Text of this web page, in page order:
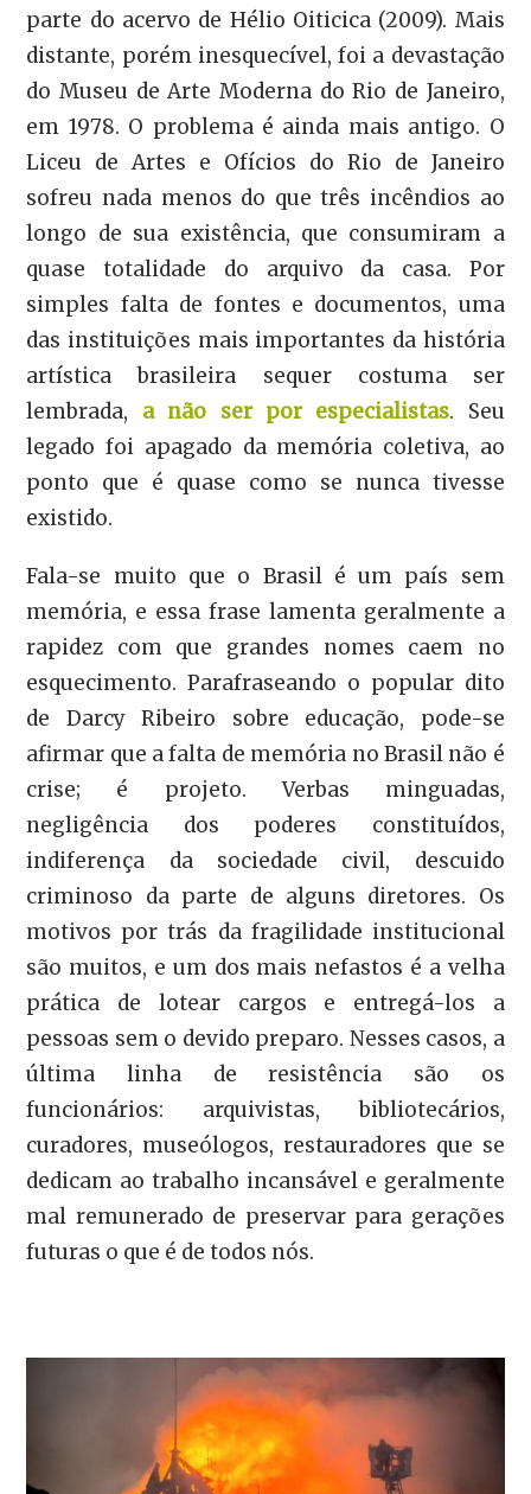
parte do acervo de Hélio Oiticica (2009). Mais
distante, porém inesquecível, foi a devastação
do Museu de Arte Moderna do Rio de Janeiro,
em 1978. O problema é ainda mais antigo. O
Liceu de Artes e Ofícios do Rio de Janeiro
sofreu nada menos do que três incêndios ao
longo de sua existência, que consumiram a
quase totalidade do arquivo da casa. Por
simples falta de fontes e documentos, uma
das instituições mais importantes da história
artística brasileira sequer costuma ser
lembrada, a não ser por especialistas. Seu
legado foi apagado da memória coletiva, ao
ponto que é quase como se nunca tivesse
existido.
Fala-se muito que o Brasil é um país sem
memória, e essa frase lamenta geralmente a
rapidez com que grandes nomes caem no
esquecimento. Parafraseando o popular dito
de Darcy Ribeiro sobre educação, pode-se
afirmar que a falta de memória no Brasil não é
crise; é projeto. Verbas minguadas,
negligência dos poderes constituídos,
indiferença da sociedade civil, descuido
criminoso da parte de alguns diretores. Os
motivos por trás da fragilidade institucional
são muitos, e um dos mais nefastos é a velha
prática de lotear cargos e entregá-los a
pessoas sem o devido preparo. Nesses casos, a
última linha de resistência são os
funcionários: arquivistas, bibliotecários,
curadores, museólogos, restauradores que se
dedicam ao trabalho incansável e geralmente
mal remunerado de preservar para gerações
futuras o que é de todos nós.